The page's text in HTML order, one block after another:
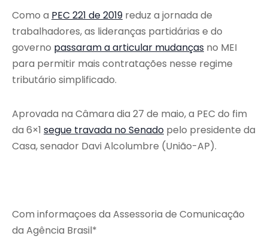
Como a PEC 221 de 2019 reduz a jornada de
trabalhadores, as lideranças partidárias e do
governo passaram a articular mudanças no MEI
para permitir mais contratações nesse regime
tributário simplificado.
Aprovada na Câmara dia 27 de maio, a PEC do fim
da 6×1 segue travada no Senado pelo presidente da
Casa, senador Davi Alcolumbre (União-AP).
Com informaçoes da Assessoria de Comunicação
da Agência Brasil*